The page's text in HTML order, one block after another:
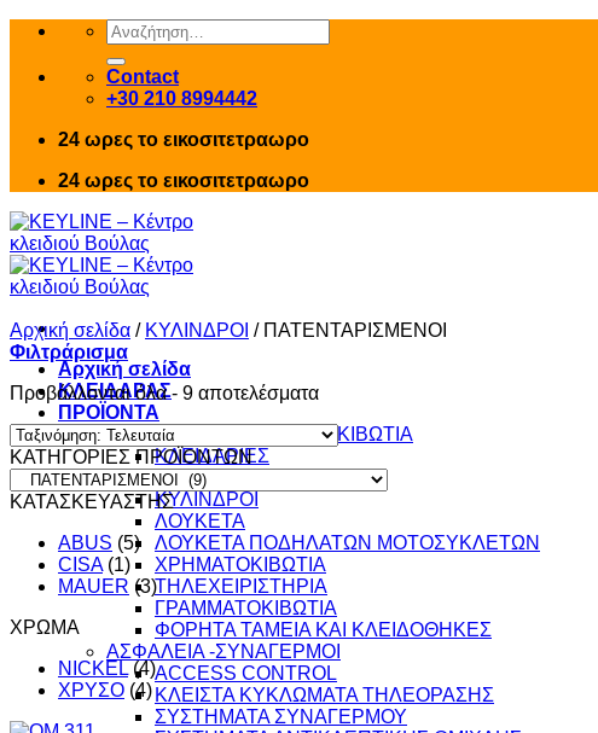
Skip
content
Αναζήτηση
για:
Contact
+30 210 8994442
24 ωρες το εικοσιτετραωρο
24 ωρες το εικοσιτετραωρο
Αρχική σελίδα
ΚΛΕΙΔΑΡΑΣ
ΠΡΟΪΟΝΤΑ
ΚΛΕΙΔΑΡΙΕΣ – ΧΡΗΜΑΤΟΚΙΒΩΤΙΑ
ΚΛΕΙΔΑΡΙΕΣ
ΚΛΕΙΔΙΑ
ΚΥΛΙΝΔΡΟΙ
ΛΟΥΚΕΤΑ
ΛΟΥΚΕΤΑ ΠΟΔΗΛΑΤΩΝ ΜΟΤΟΣΥΚΛΕΤΩΝ
ΧΡΗΜΑΤΟΚΙΒΩΤΙΑ
ΤΗΛΕΧΕΙΡΙΣΤΗΡΙΑ
ΓΡΑΜΜΑΤΟΚΙΒΩΤΙΑ
ΦΟΡΗΤΑ ΤΑΜΕΙΑ ΚΑΙ ΚΛΕΙΔΟΘΗΚΕΣ
ΑΣΦΑΛΕΙΑ -ΣΥΝΑΓΕΡΜΟΙ
ACCESS CONTROL
ΚΛΕΙΣΤΑ ΚΥΚΛΩΜΑΤΑ ΤΗΛΕΟΡΑΣΗΣ
ΣΥΣΤΗΜΑΤΑ ΣΥΝΑΓΕΡΜΟΥ
Αρχική σελίδα / ΚΥΛΙΝΔΡΟΙ /ΠΑΤΕΝΤΑΡΙΣΜΕΝΟΙ
Φιλτράρισμα
Προβάλλονται όλα - 9 αποτελέσματαSorted
latest
ΚΑΤΗΓΟΡΙΕΣ ΠΡΟΪΟΝΤΩΝ
ΚΑΤΑΣΚΕΥΑΣΤΗΣ
ABUS (5)
CISA (1)
MAUER (3)
ΧΡΩΜΑ
NICKEL (4)
ΧΡΥΣΟ (4)